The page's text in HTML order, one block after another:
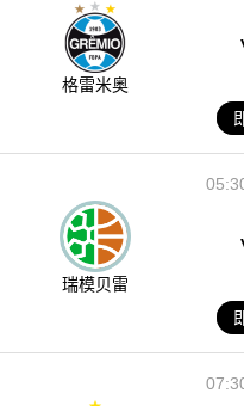
格雷米奥
瑞模贝雷